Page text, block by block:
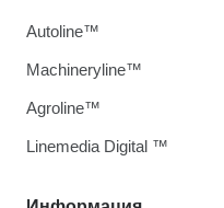
Autoline™
Machineryline™
Agroline™
Linemedia Digital ™